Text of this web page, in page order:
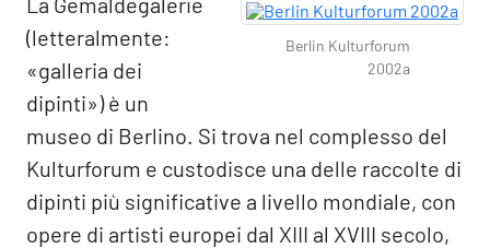
Berlin Kulturforum
2002a
(letteralmente:
«galleria dei
dipinti») è un
museo di Berlino. Si trova nel complesso del
Kulturforum e custodisce una delle raccolte di
dipinti più significative a livello mondiale, con
opere di artisti europei dal XIII al XVIII secolo,